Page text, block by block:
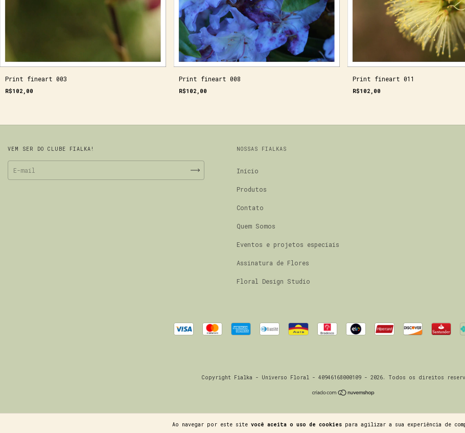
Ao navegar por este site você aceita o uso de cookies para agilizar a sua experiência de
Print fineart 003
R$102,00
Print fineart 008
R$102,00
Print fineart 011
R$102,00
VEM SER DO CLUBE FIALKA! NOSSAS FIALKAS
Início
Produtos
Contato
Quem Somos
Eventos e projetos especiais
Assinatura de Flores
Floral Design Studio
Copyright Fialka - Universo Floral - 40946168000109 - 2026. Todos os direitos